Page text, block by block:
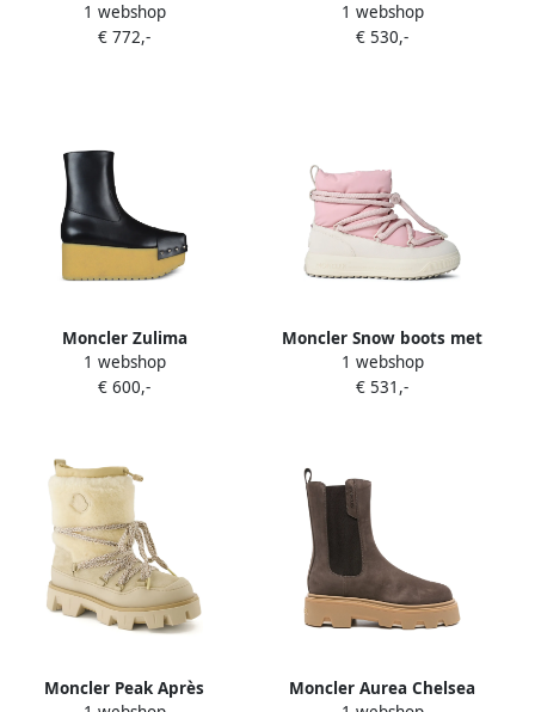
enkellaarzen Zwart
1 webshop
€ 772,-
1 webshop
€ 530,-
Moncler Zulima
enkellaarzen met studs
Zwart
1 webshop
€ 600,-
Moncler Snow boots met
veters Roze
1 webshop
€ 531,-
Moncler Peak Après
Moncler Aurea Chelsea